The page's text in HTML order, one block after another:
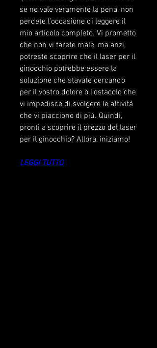
se ne vale veramente la pena, non
perdete l'occasione di leggere il
mio articolo completo. Vi prometto
che non vi farete male, ma anzi,
potreste scoprire che il laser per il
ginocchio potrebbe essere la
soluzione che stavate cercando
per il vostro dolore o l'ostacolo che
vi impedisce di svolgere le attività
che vi piacciono di più. Quindi,
pronti a scoprire il prezzo del laser
per il ginocchio? Allora, iniziamo!
LEGGI TUTTO